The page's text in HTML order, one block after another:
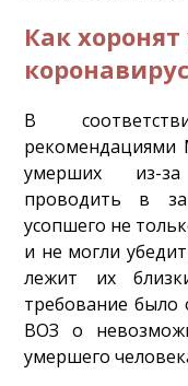
Как
В
рекомендациями
умерших из-за
проводить в
усопшего не
и не могли
лежит их
требование было
ВОЗ о
умершего